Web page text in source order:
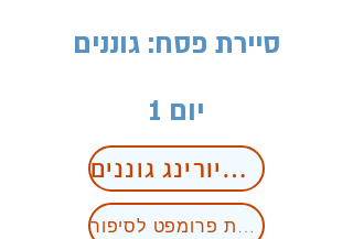
סיירת פסח: גוננים
יום 1
מבחן טיורינג גוננים
כתיבת פרומפט לסיפור